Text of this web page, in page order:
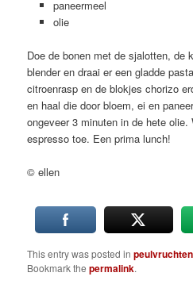
paneermeel
olie
Doe de bonen met de sjalotten, de
blender en draai er een gladde
citroenrasp en de blokjes chorizo
en haal die door bloem, ei en
ongeveer 3 minuten in de hete
espresso toe. Een prima lunch!
© ellen
This entry was posted inpeulvruchten
Bookmark thepermalink.